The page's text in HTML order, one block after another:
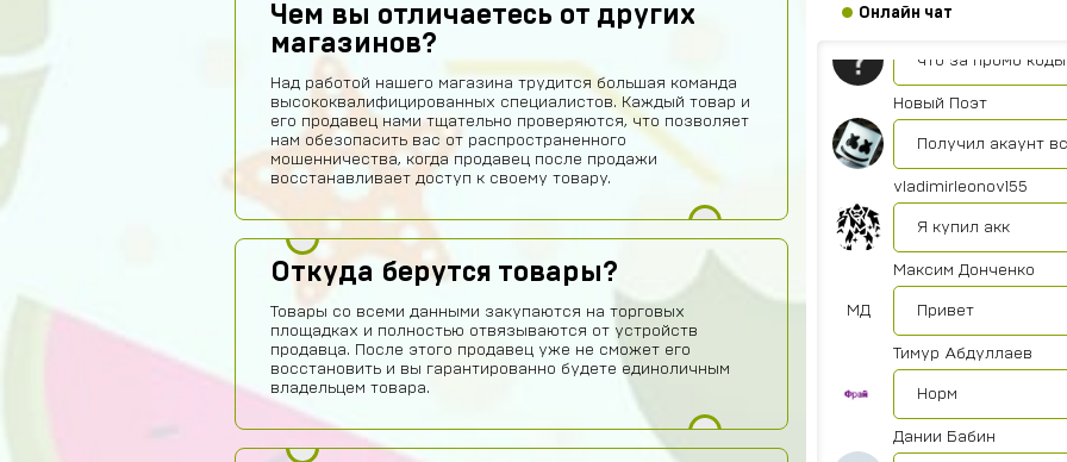
Чем вы отличаетесь от других
магазинов?
Над работой нашего магазина трудится большая команда
высококвалифицированных специалистов. Каждый товар и
его продавец нами тщательно проверяются, что позволяет
нам обезопасить вас от распространенного
мошенничества, когда продавец после продажи
восстанавливает доступ к своему товару.
Откуда берутся товары?
Товары со всеми данными закупаются на торговых
площадках и полностью отвязываются от устройств
продавца. После этого продавец уже не сможет его
восстановить и вы гарантированно будете единоличным
владельцем товара.
Онлайн чат
seruipol
что за промо коды
Новый Поэт
Получил акаунт
vladimirleonov155
Я купил акк
МД
Максим Донченко
Привет
Тимур Абдуллаев
Норм
Дании Бабин